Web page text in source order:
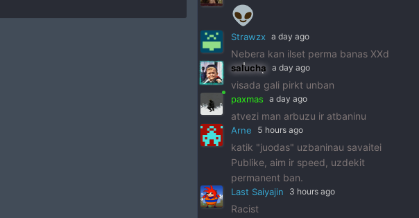
👽
Strawzx a day ago
Nebera kan ilset perma banas XXd
salucha a day ago
visada gali pirkt unban
paxmas a day ago
atvezi man arbuzu ir atbaninu
Arne 5 hours ago
katik "juodas" uzbaninau savaitei
Publike, aim ir speed, uzdekit
permanent ban.
Last Saiyajin 3 hours ago
Racist